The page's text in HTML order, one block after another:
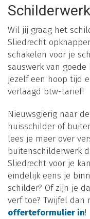
Wil jij graag het
Sliedrecht
schakelen voor je
sauswerk van
jezelf een hoop tijd
verlaagd btw-tarief!
Nieuwsgierig naar
huisschilder of
lees je meer over
buitenschilderwerk
Sliedrecht voor je
eindelijk eens je
schilder? Of zijn je
verf toe? Twijfel dan
offerteformulier in!